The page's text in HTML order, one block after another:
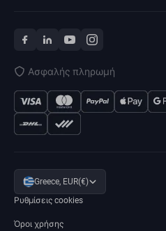
Ασφαλής πληρωμή
Greece, EUR(€)
Ρυθμίσεις cookies
Όροι χρήσης